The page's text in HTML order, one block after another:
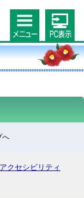
へ
アクセシビリティ